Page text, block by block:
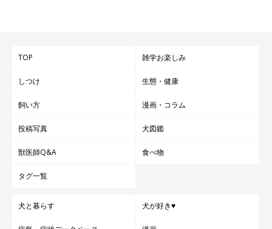
TOP 雑学お楽しみ
しつけ 生態・健康
飼い方 漫画・コラム
投稿写真 犬図鑑
獣医師Q&A 食べ物
タグ一覧
犬と暮らす 犬が好き♥